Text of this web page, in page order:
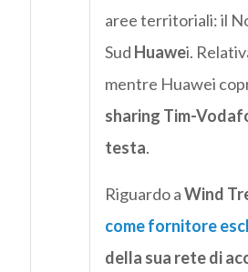
aree territoriali: il
Sud Huawei.
mentre Huawei
sharing Tim-
testa.
Riguardo aWind
come fornitore
della sua rete di